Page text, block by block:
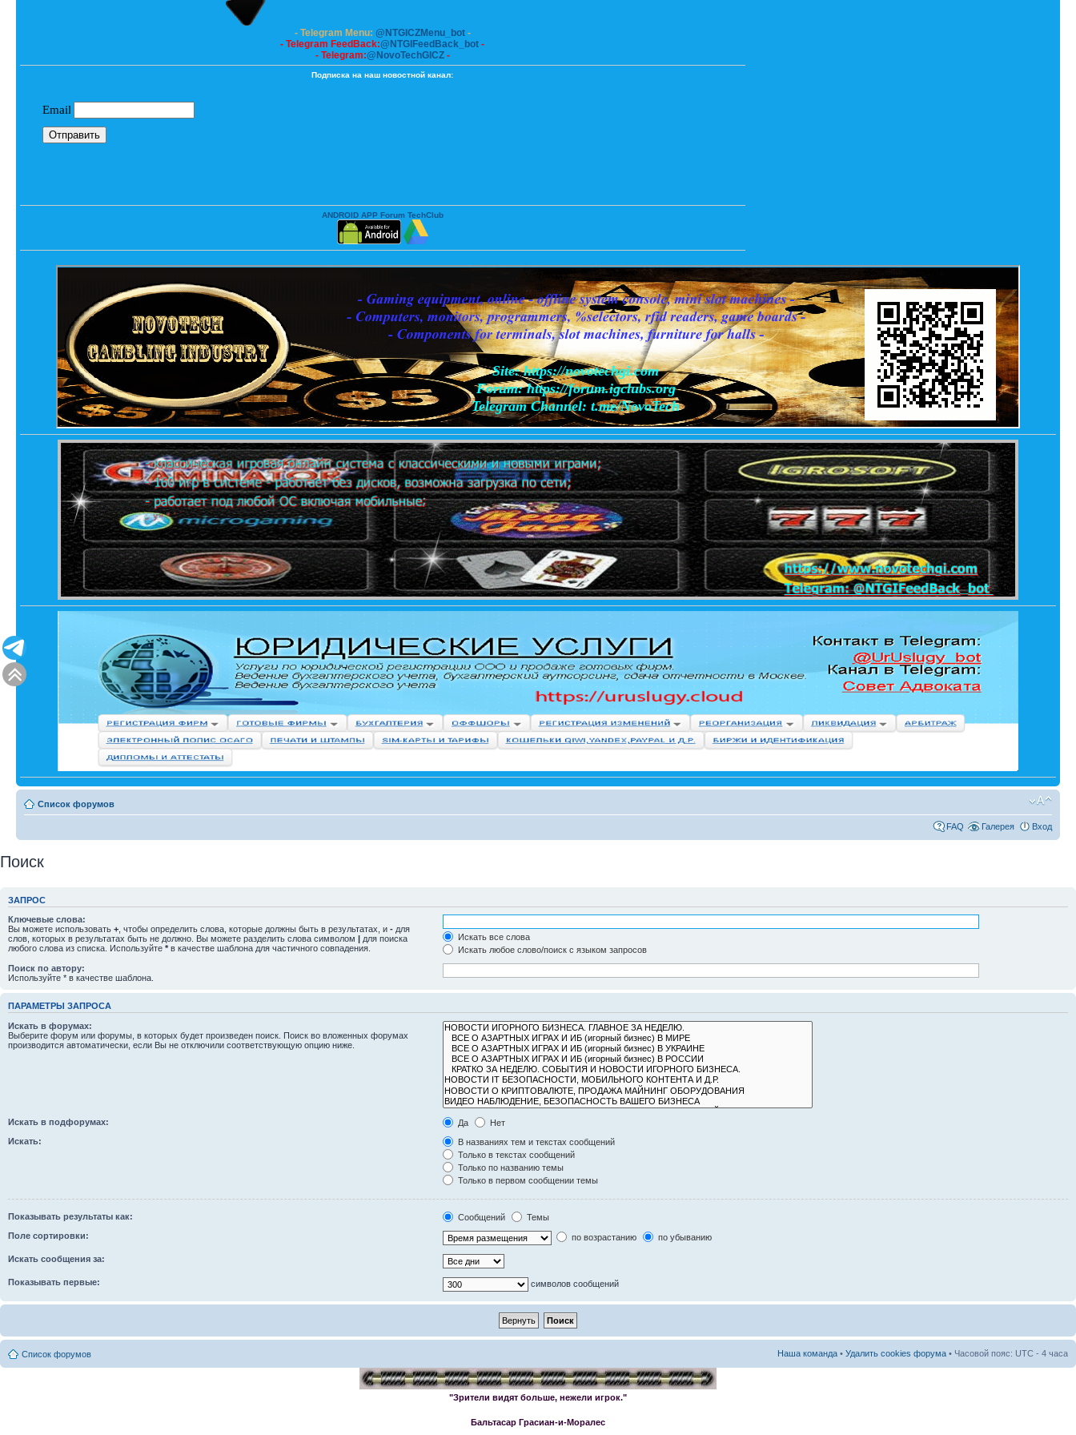
- Telegram Menu: @NTGICZMenu_bot-
- Telegram FeedBack:@NTGIFeedBack_bot -
- Telegram:@NovoTechGICZ-
Подписка на наш новостной канал:
ANDROID APP Forum TechClub
Список форумов
FAQ Галерея Вход
Поиск
ЗАПРОС
Ключевые слова:
Вы можете использовать + , чтобы определить слова, которые должны быть в результатах, и - для
слов, которых в результатах быть не должно. Вы можете разделить слова символом | для поиска
любого слова из списка. Используйте * в качестве шаблона для частичного совпадения.
Искать все слова
Искать любое слово/поиск с языком запросов
Поиск по автору:
Используйте * в качестве шаблона.
ПАРАМЕТРЫ ЗАПРОСА
Искать в форумах:
Выберите форум или форумы, в которых будет произведен поиск. Поиск во вложенных форумах
производится автоматически, если Вы не отключили соответствующую опцию ниже.
Искать в подфорумах: Да
Нет
Искать:
В названиях тем и текстах сообщений
Только в текстах сообщений
Только по названию темы
Только в первом сообщении темы
Показывать результаты как: Сообщений
Темы
Поле сортировки:
по возрастанию по убыванию
Искать сообщения за:
Показывать первые: символов сообщений
Список форумов Наша команда • Удалить cookies форума • Часовой пояс: UTC - 4 часа
"Зрители видят больше, нежели игрок."
Бальтасар Грасиан-и-Моралес